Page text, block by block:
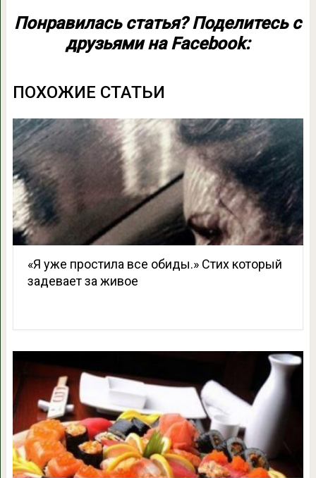
Понравилась статья? Поделитесь с
друзьями на Facebook:
ПОХОЖИЕ СТАТЬИ
«Я уже простила все обиды.» Стих который
задевает за живое